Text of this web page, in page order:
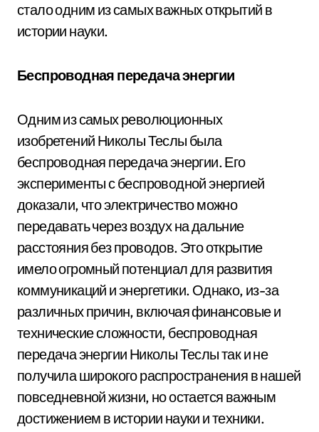
стало одним из самых важных открытий в
истории науки.
Беспроводная передача энергии
Одним из самых революционных
изобретений Николы Теслы была
беспроводная передача энергии. Его
эксперименты с беспроводной энергией
доказали, что электричество можно
передавать через воздух на дальние
расстояния без проводов. Это открытие
имело огромный потенциал для развития
коммуникаций и энергетики. Однако, из-за
различных причин, включая финансовые и
технические сложности, беспроводная
передача энергии Николы Теслы так и не
получила широкого распространения в нашей
повседневной жизни, но остается важным
достижением в истории науки и техники.